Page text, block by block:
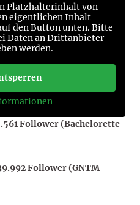
Platzhalterinhalt von
eigentlichen Inhalt
den Button unten. Bitte
Daten an Drittanbieter
werden.
Follower (Bachelorette-
Follower (GNTM-